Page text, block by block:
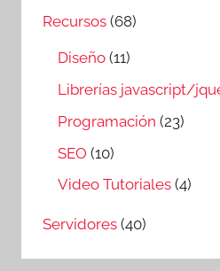
Recursos (68)
Diseño (11)
Librerías javascript/
Programación (23)
SEO (10)
Video Tutoriales (4)
Servidores (40)